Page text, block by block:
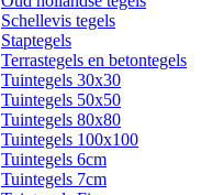
Schellevis tegels
Staptegels
Terrastegels en betontegels
Tuintegels 30x30
Tuintegels 50x50
Tuintegels 80x80
Tuintegels 100x100
Tuintegels 6cm
Tuintegels 7cm